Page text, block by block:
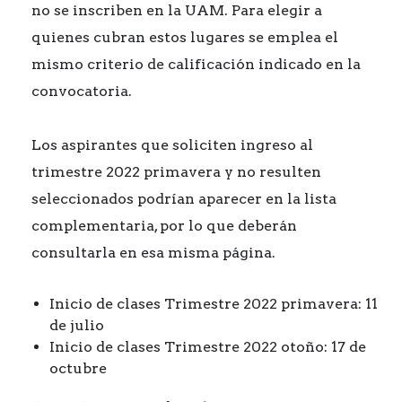
no se inscriben en la UAM. Para elegir a
quienes cubran estos lugares se emplea el
mismo criterio de calificación indicado en la
convocatoria.
Los aspirantes que soliciten ingreso al
trimestre 2022 primavera y no resulten
seleccionados podrían aparecer en la lista
complementaria, por lo que deberán
consultarla en esa misma página.
Inicio de clases Trimestre 2022 primavera: 11
de julio
Inicio de clases Trimestre 2022 otoño: 17 de
octubre